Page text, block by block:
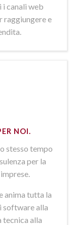
canali web
e
NOI.
stesso tempo
per la
anima tutta la
software alla
tecnica alla